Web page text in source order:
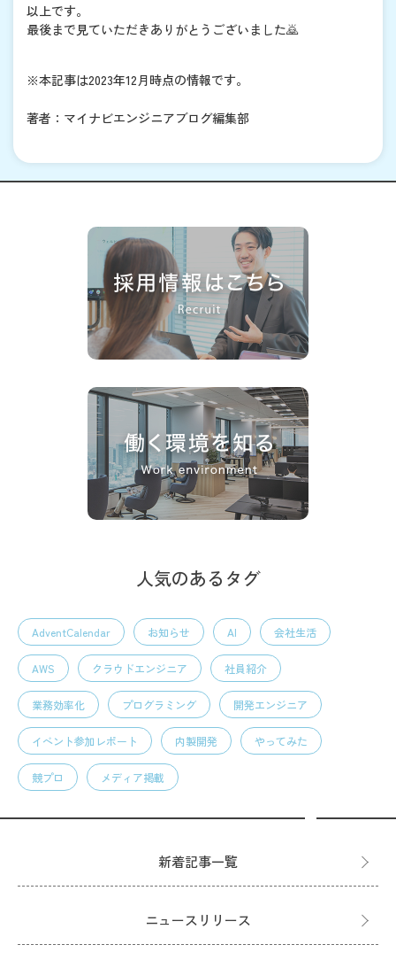
以上です。
最後まで見ていただきありがとうございました🙇
※本記事は2023年12月時点の情報です。
著者：マイナビエンジニアブログ編集部
人気のあるタグ
AdventCalendar お知らせ AI 会社生活
AWS クラウドエンジニア 社員紹介
業務効率化 プログラミング 開発エンジニア
イベント参加レポート 内製開発 やってみた
競プロ メディア掲載
新着記事一覧
ニュースリリース